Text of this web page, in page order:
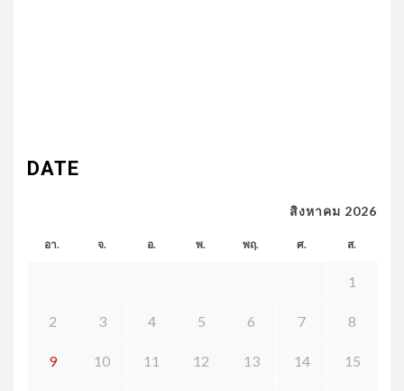
DATE
สิงหาคม 2026
อา. จ. อ. พ. พฤ. ศ. ส.
1
2 3 4 5 6 7 8
9 10 11 12 13 14 15